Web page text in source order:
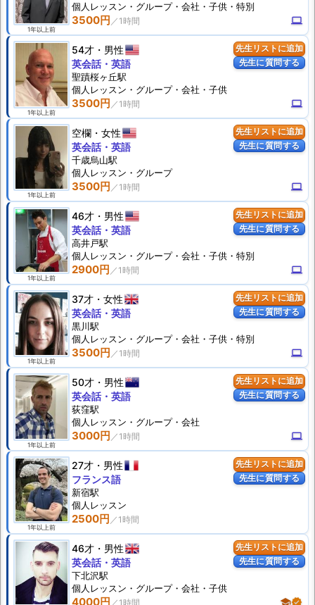
1年以上前
3500円 computer
個人 レッスン ・グループ・会社・子供・特別
先生リストに追加
先生に質問する
1年以上前
54才 男性
3500円 computer
英会話・英語
聖蹟桜ヶ丘駅
個人 レッスン ・グループ・会社・子供
先生リストに追加
先生に質問する
1年以上前
空欄 女性
3500円 computer
英会話・英語
千歳烏山駅
個人 レッスン ・グループ
先生リストに追加
先生に質問する
1年以上前
46才 男性
2900円 computer
英会話・英語
高井戸駅
個人 レッスン ・グループ・会社・子供・特別
先生リストに追加
先生に質問する
1年以上前
37才 女性
3500円 computer
英会話・英語
黒川駅
個人 レッスン ・グループ・会社・子供・特別
先生リストに追加
先生に質問する
1年以上前
50才 男性
3000円 computer
英会話・英語
荻窪駅
個人 レッスン ・グループ・会社
先生リストに追加
先生に質問する
1年以上前
27才 男性
2500円
フランス語
新宿駅
個人 レッスン
先生リストに追加
先生に質問する
46才 男性
4000円 schoolverified
英会話・英語
下北沢駅
個人 レッスン ・グループ・会社・子供